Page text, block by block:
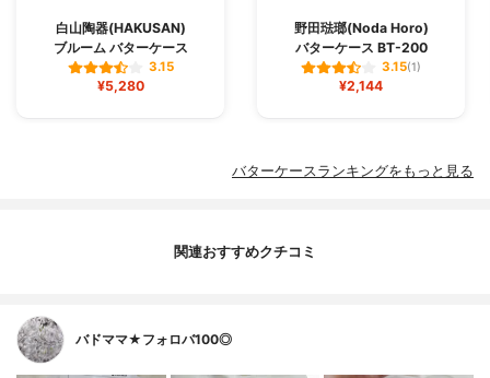
白山陶器(HAKUSAN)
ブルーム バターケース
3.15
¥5,280
野田琺瑯(Noda Horo)
バターケース BT-200
3.15(1)
¥2,144
バターケースランキングをもっと見る
関連おすすめクチコミ
バドママ★フォロバ100◎